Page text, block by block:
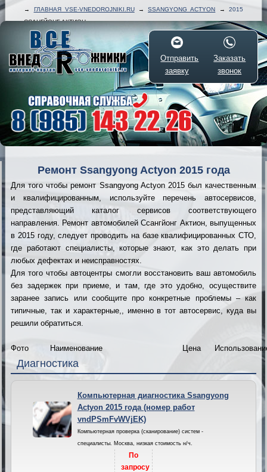
→ ГЛАВНАЯ VSE-VNEDOROJNIKI.RU→SSANGYONG ACTYON → 2015
ССАНГЙОНГ АКТИОН
Отправить
заявку
Заказать
звонок
Ремонт Ssangyong Actyon 2015 года
Для того чтобы ремонт Ssangyong Actyon 2015 был качественным
и квалифицированным, используйте перечень автосервисов,
представляющий каталог сервисов соответствующего
направления. Ремонт автомобилей Ссангйонг Актион, выпущенных
в 2015 году, следует проводить на базе квалифицированных СТО,
где работают специалисты, которые знают, как это делать при
любых дефектах и неисправностях.
Для того чтобы автоцентры смогли восстановить ваш автомобиль
без задержек при приеме, и там, где это удобно, осуществите
заранее запись или сообщите про конкретные проблемы – как
типичные, так и характерные,, именно в тот автосервис, куда вы
решили обратиться.
Фото Наименование Цена
Диагностика
Компьютерная диагностика Ssangyong
Actyon 2015 года (номер работ
vndPSmFvWVjEK)
Компьютерная проверка (сканирование) систем -
специалисты. Москва, низкая стоимость н/ч.
По
запросу